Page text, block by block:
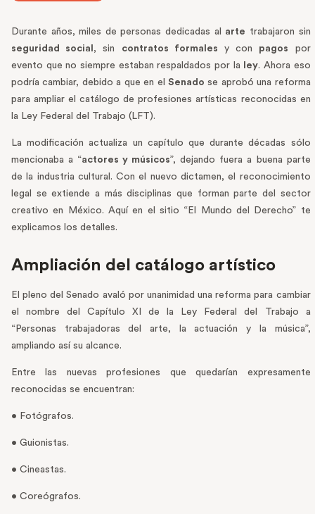
Durante años, miles de personas dedicadas al arte trabajaron sin
seguridad social , sin contratos formales y con pagos
por
evento que no siempre estaban respaldados por la
ley. Ahora eso
podría cambiar, debido a que en el Senado se aprobó una reforma
para ampliar el catálogo de profesiones artísticas reconocidas en
la Ley Federal del Trabajo (LFT).
La modificación actualiza un capítulo que durante décadas sólo
mencionaba a “actores y músicos”, dejando fuera a buena parte
de la industria cultural. Con el nuevo dictamen, el reconocimiento
legal se extiende a más disciplinas que forman parte del sector
creativo en México. Aquí en el sitio “El Mundo del Derecho” te
explicamos los detalles.
Ampliación del catálogo artístico
El pleno del Senado avaló por unanimidad una reforma para cambiar
el nombre del Capítulo XI de la Ley Federal del Trabajo a
“Personas trabajadoras del arte, la actuación y la música”,
ampliando así su alcance.
Entre las nuevas profesiones que quedarían expresamente
reconocidas se encuentran:
• Fotógrafos.
• Guionistas.
• Cineastas.
• Coreógrafos.